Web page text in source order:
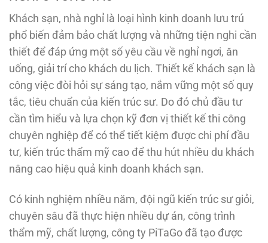
Khách sạn, nhà nghỉ là loại hình kinh doanh lưu trú
phổ biến đảm bảo chất lượng và những tiện nghi cần
thiết để đáp ứng một số yêu cầu về nghỉ ngơi, ăn
uống, giải trí cho khách du lịch. Thiết kế khách sạn là
công việc đòi hỏi sự sáng tạo, nắm vững một số quy
tắc, tiêu chuẩn của kiến trúc sư. Do đó chủ đầu tư
cần tìm hiểu và lựa chọn kỹ đơn vị thiết kế thi công
chuyên nghiệp để có thể tiết kiệm được chi phí đầu
tư, kiến trúc thẩm mỹ cao để thu hút nhiều du khách
nâng cao hiệu quả kinh doanh khách sạn.
Có kinh nghiệm nhiều năm, đội ngũ kiến trúc sư giỏi,
chuyên sâu đã thực hiện nhiều dự án, công trình
thẩm mỹ, chất lượng, công ty PiTaGo đã tạo được